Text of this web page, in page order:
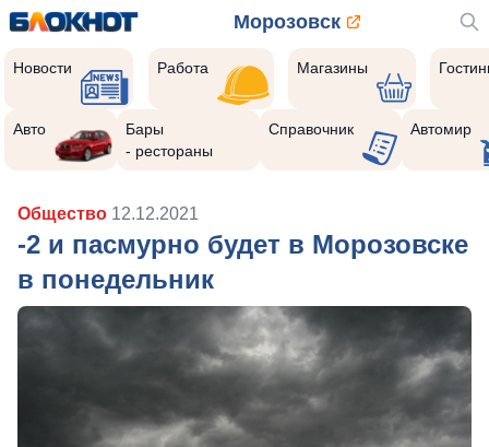
Морозовск
Новости Работа Магазины
Авто
Бары
- рестораны
Справочник Автомир
Общество 12.12.2021
-2 и пасмурно будет в Морозовске
в понедельник